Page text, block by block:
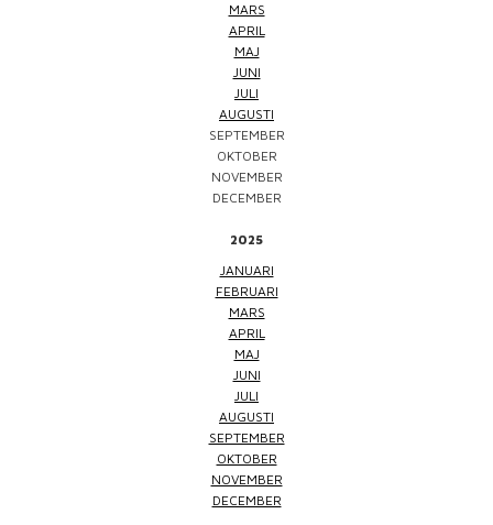
MARS
APRIL
MAJ
JUNI
JULI
AUGUSTI
SEPTEMBER
OKTOBER
NOVEMBER
DECEMBER
2025
JANUARI
FEBRUARI
MARS
APRIL
MAJ
JUNI
JULI
AUGUSTI
SEPTEMBER
OKTOBER
NOVEMBER
DECEMBER